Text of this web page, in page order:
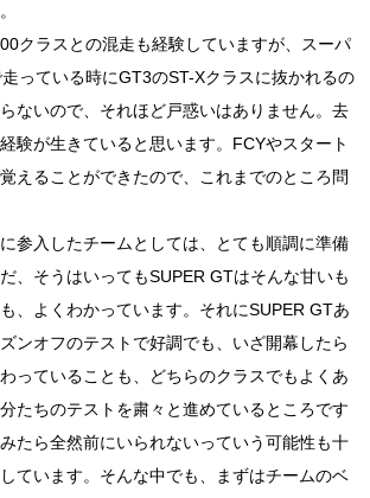
クラスとの混走も経験していますが、スーパ
っている時にGT3のST-Xクラスに抜かれるの
ないので、それほど戸惑いはありません。去
験が生きていると思います。FCYやスタート
えることができたので、これまでのところ問
参入したチームとしては、とても順調に準備
、そうはいってもSUPER GTはそんな甘いも
、よくわかっています。それにSUPER GTあ
ンオフのテストで好調でも、いざ開幕したら
っていることも、どちらのクラスでもよくあ
たちのテストを粛々と進めているところです
たら全然前にいられないっていう可能性も十
ています。そんな中でも、まずはチームのベ